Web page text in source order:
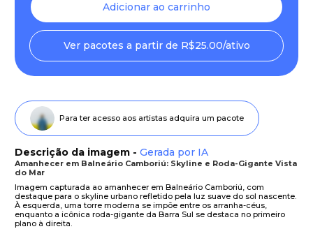
Adicionar ao carrinho
Ver pacotes a partir de R$25.00/ativo
Para ter acesso aos artistas adquira um pacote
Descrição da imagem - Gerada por IA
Amanhecer em Balneário Camboriú: Skyline e Roda-Gigante Vista
do Mar
Imagem capturada ao amanhecer em Balneário Camboriú, com
destaque para o skyline urbano refletido pela luz suave do sol nascente.
À esquerda, uma torre moderna se impõe entre os arranha-céus,
enquanto a icônica roda-gigante da Barra Sul se destaca no primeiro
plano à direita.